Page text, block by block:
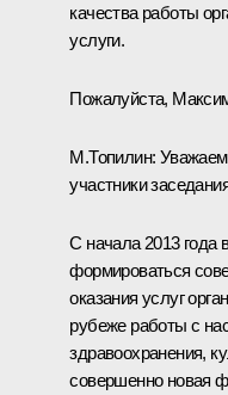
качества работы
услуги.
Пожалуйста,
М.Топилин:
участники
С начала 2013 года
формироваться
оказания услуг
рубеже работы с
здравоохранения,
совершенно новая